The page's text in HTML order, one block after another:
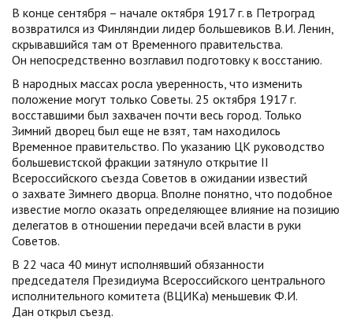
В конце сентября – начале октября 1917 г. в Петроград
возвратился из Финляндии лидер большевиков В.И. Ленин,
скрывавшийся там от Временного правительства.
Он непосредственно возглавил подготовку к восстанию.
В народных массах росла уверенность, что изменить
положение могут только Советы. 25 октября 1917 г.
восставшими был захвачен почти весь город. Только
Зимний дворец был еще не взят, там находилось
Временное правительство. По указанию ЦК руководство
большевистской фракции затянуло открытие II
Всероссийского съезда Советов в ожидании известий
о захвате Зимнего дворца. Вполне понятно, что подобное
известие могло оказать определяющее влияние на позицию
делегатов в отношении передачи всей власти в руки
Советов.
В 22 часа 40 минут исполнявший обязанности
председателя Президиума Всероссийского центрального
исполнительного комитета (ВЦИКа) меньшевик Ф.И.
Дан открыл съезд.